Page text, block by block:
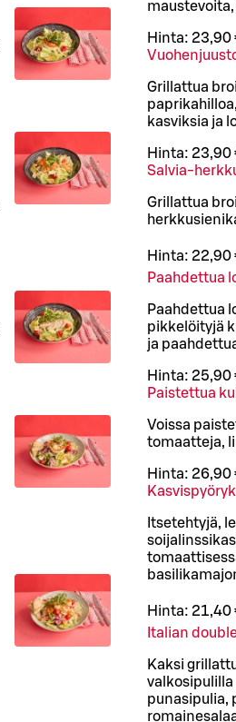
Hinta: 23,90
Grillattua
kasviksia ja
Hinta: 23,90
Salvia-
Grillattua
Hinta: 22,90
Paahdettua
Paahdettua
pikkelöityjä
ja
Hinta: 25,90
Paistettua
Voissa
tomaatteja,
Hinta: 26,90
Itsetehtyjä,
Hinta: 21,40
Italian
Kaksi
punasipulia,